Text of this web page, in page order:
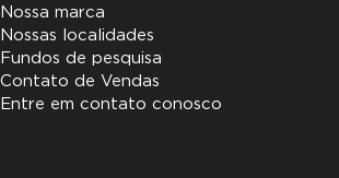
Nossa marca
Nossas localidades
Fundos de pesquisa
Contato de Vendas
Entre em contato conosco